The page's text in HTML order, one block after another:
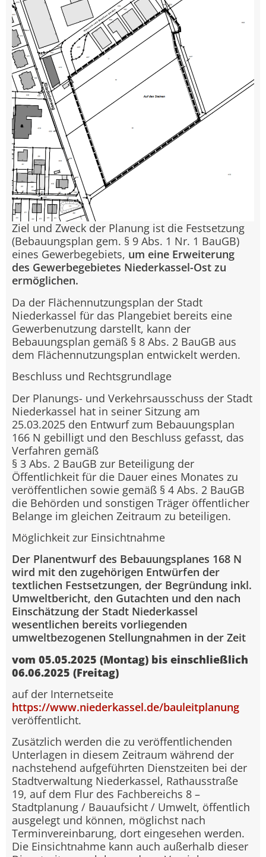
Ziel und Zweck der Planung ist die Festsetzung
(Bebauungsplan gem. § 9 Abs. 1 Nr. 1 BauGB)
eines Gewerbegebiets, um eine Erweiterung
des Gewerbegebietes Niederkassel-Ost zu
ermöglichen.
Da der Flächennutzungsplan der Stadt
Niederkassel für das Plangebiet bereits eine
Gewerbenutzung darstellt, kann der
Bebauungsplan gemäß § 8 Abs. 2 BauGB aus
dem Flächennutzungsplan entwickelt werden.
Beschluss und Rechtsgrundlage
Der Planungs- und Verkehrsausschuss der Stadt
Niederkassel hat in seiner Sitzung am
25.03.2025 den Entwurf zum Bebauungsplan
166 N gebilligt und den Beschluss gefasst, das
Verfahren gemäß
§ 3 Abs. 2 BauGB zur Beteiligung der
Öffentlichkeit für die Dauer eines Monates zu
veröffentlichen sowie gemäß § 4 Abs. 2 BauGB
die Behörden und sonstigen Träger öffentlicher
Belange im gleichen Zeitraum zu beteiligen.
Möglichkeit zur Einsichtnahme
Der Planentwurf des Bebauungsplanes 168 N
wird mit den zugehörigen Entwürfen der
textlichen Festsetzungen, der Begründung inkl.
Umweltbericht, den Gutachten und den nach
Einschätzung der Stadt Niederkassel
wesentlichen bereits vorliegenden
umweltbezogenen Stellungnahmen in der Zeit
vom 05.05.2025 (Montag) bis einschließlich
06.06.2025 (Freitag)
auf der Internetseite
https://www.niederkassel.de/bauleitplanung
veröffentlicht.
Zusätzlich werden die zu veröffentlichenden
Unterlagen in diesem Zeitraum während der
nachstehend aufgeführten Dienstzeiten bei der
Stadtverwaltung Niederkassel, Rathausstraße
19, auf dem Flur des Fachbereichs 8 –
Stadtplanung / Bauaufsicht / Umwelt, öffentlich
ausgelegt und können, möglichst nach
Terminvereinbarung, dort eingesehen werden.
Die Einsichtnahme kann auch außerhalb dieser